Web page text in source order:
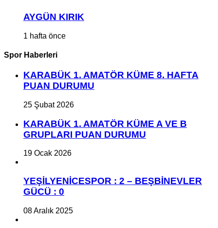
AYGÜN KIRIK
1 hafta önce
Spor Haberleri
KARABÜK 1. AMATÖR KÜME 8. HAFTA
PUAN DURUMU
25 Şubat 2026
KARABÜK 1. AMATÖR KÜME A VE B
GRUPLARI PUAN DURUMU
19 Ocak 2026
YEŞİLYENİCESPOR : 2 – BEŞBİNEVLER
GÜCÜ : 0
08 Aralık 2025